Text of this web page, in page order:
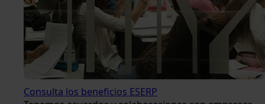
Consulta los beneficios ESERP